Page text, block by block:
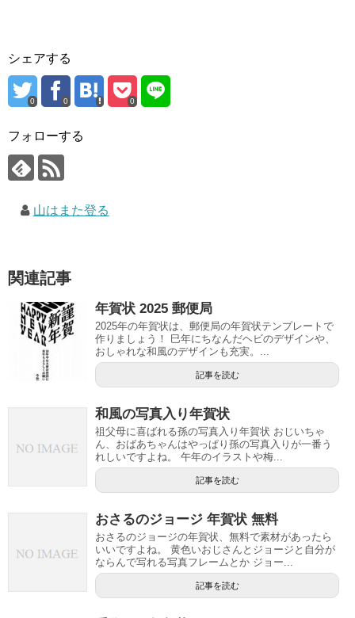
シェアする
0 0 0
フォローする
山はまた登る
関連記事
年賀状 2025 郵便局
2025年の年賀状は、郵便局の年賀状テンプレートで
作りましょう！ 巳年にちなんだヘビのデザインや、
おしゃれな和風のデザインも充実。...
記事を読む
和風の写真入り年賀状
祖父母に喜ばれる孫の写真入り年賀状 おじいちゃ
ん、おばあちゃんはやっぱり孫の写真入りが一番う
れしいですよね。 午年のイラストや梅...
記事を読む
おさるのジョージ 年賀状 無料
おさるのジョージの年賀状、無料で素材があったら
いいですよね。 黄色いおじさんとジョージと自分が
ならんで写れる写真フレームとか ジョー...
記事を読む